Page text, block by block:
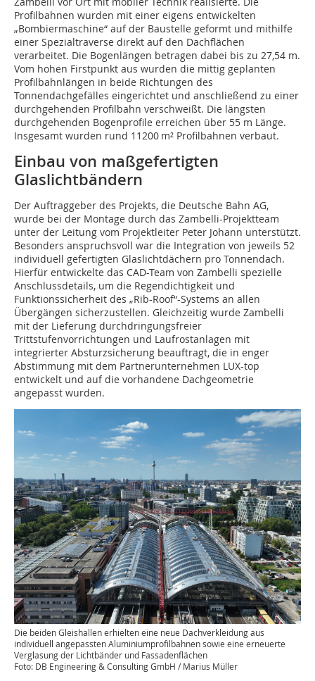
Profilbahnen wurden mit einer eigens entwickelten
„Bombiermaschine“ auf der Baustelle geformt und mithilfe
einer Spezialtraverse direkt auf den Dachflächen
verarbeitet. Die Bogenlängen betragen dabei bis zu 27,54 m.
Vom hohen Firstpunkt aus wurden die mittig geplanten
Profilbahnlängen in beide Richtungen des
Tonnendachgefälles eingerichtet und anschließend zu einer
durchgehenden Profilbahn verschweißt. Die längsten
durchgehenden Bogenprofile erreichen über 55 m Länge.
Insgesamt wurden rund 11200 m² Profilbahnen verbaut.
Einbau von maßgefertigten
Glaslichtbändern
Der Auftraggeber des Projekts, die Deutsche Bahn AG,
wurde bei der Montage durch das Zambelli-Projektteam
unter der Leitung vom Projektleiter Peter Johann unterstützt.
Besonders anspruchsvoll war die Integration von jeweils 52
individuell gefertigten Glaslichtdächern pro Tonnendach.
Hierfür entwickelte das CAD-Team von Zambelli spezielle
Anschlussdetails, um die Regendichtigkeit und
Funktionssicherheit des „Rib-Roof“-Systems an allen
Übergängen sicherzustellen. Gleichzeitig wurde Zambelli
mit der Lieferung durchdringungsfreier
Trittstufenvorrichtungen und Laufrostanlagen mit
integrierter Absturzsicherung beauftragt, die in enger
Abstimmung mit dem Partnerunternehmen LUX-top
entwickelt und auf die vorhandene Dachgeometrie
angepasst wurden.
Die beiden Gleishallen erhielten eine neue Dachverkleidung aus
individuell angepassten Aluminiumprofilbahnen sowie eine erneuerte
Verglasung der Lichtbänder und Fassadenflächen
Foto: DB Engineering & Consulting GmbH / Marius Müller